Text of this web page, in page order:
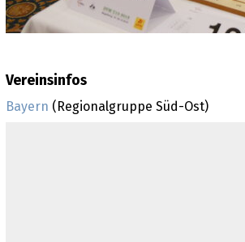
Vereinsinfos
Bayern (Regionalgruppe Süd-Ost)